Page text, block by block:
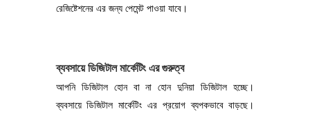
রেজিষ্টেশনের এর জন্য পেমেন্ট পাওয়া যাবে।
ব্যবসায়ে ডিজিটাল মার্কেটিং এর গুরুত্ব
আপনি ডিজিটাল হোন বা না হোন দুনিয়া ডিজিটাল হচ্ছে।
ব্যবসায়ে ডিজিটাল মার্কেটিং এর প্রয়োগ ব্যপকভাবে বাড়ছে।